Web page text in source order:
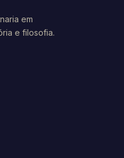
em
e filosofia.